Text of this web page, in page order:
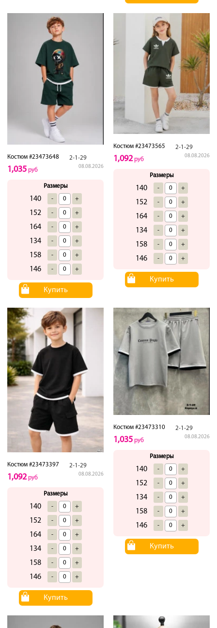
Костюм #23473648 2-1-29
08.08.2026
1,035 руб
Размеры
140 - +
152 - +
164 - +
134 - +
158 - +
146 - +
Купить
Костюм #23473565 2-1-29
08.08.2026
1,092руб
Размеры
140 - +
152 - +
164 - +
134 - +
158 - +
146 - +
Купить
Костюм #23473397 2-1-29
08.08.2026
1,092руб
Размеры
140 - +
152 - +
164 - +
134 - +
158 - +
146 - +
Купить
Костюм #23473310 2-1-29
08.08.2026
1,035 руб
Размеры
140 - +
152 - +
134 - +
158 - +
146 - +
Купить